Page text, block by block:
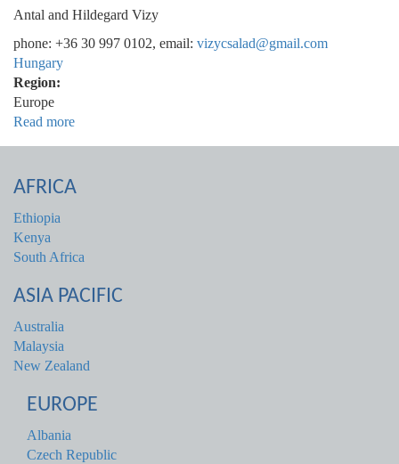
Antal and Hildegard Vizy
phone: +36 30 997 0102, email: vizycsalad@gmail.com
Hungary
Region:
Europe
Read more
AFRICA
Ethiopia
Kenya
South Africa
ASIA PACIFIC
Australia
Malaysia
New Zealand
EUROPE
Albania
Czech Republic